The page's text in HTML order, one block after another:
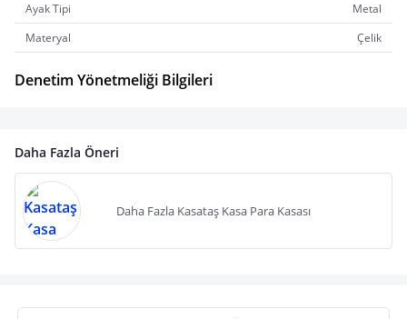
Ayak Tipi
Metal
Materyal
Çelik
Denetim Yönetmeliği Bilgileri
Daha Fazla Öneri
Daha Fazla Kasataş Kasa Para Kasası